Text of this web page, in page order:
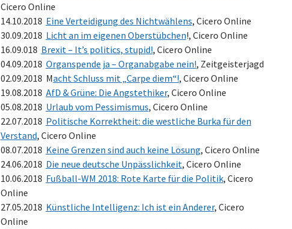
Cicero Online
14.10.2018 Eine Verteidigung des Nichtwählens, Cicero Online
30.09.2018 Licht an im eigenen Oberstübchen!, Cicero Online
16.09.018 Brexit – It’s politics, stupid!, Cicero Online
04.09.2018 Organspende ja – Organabgabe nein!, Zeitgeisterjagd
02.09.2018 Macht Schluss mit „Carpe diem“!, Cicero Online
19.08.2018 AfD & Grüne: Die Angstethiker, Cicero Online
05.08.2018 Urlaub vom Pessimismus, Cicero Online
22.07.2018 Politische Korrektheit: die westliche Burka für den
Verstand, Cicero Online
08.07.2018 Keine Grenzen sind auch keine Lösung, Cicero Online
24.06.2018 Die neue deutsche Unpässlichkeit, Cicero Online
10.06.2018 Fußball-WM 2018: Rote Karte für die Politik, Cicero
Online
27.05.2018 Künstliche Intelligenz: Ich ist ein Anderer, Cicero
Online